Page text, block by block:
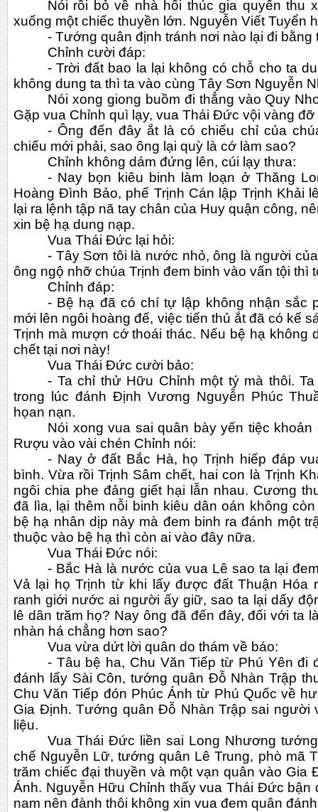
Nói rồi bỏ về nhà hối thúc gia quyến thu
xuống một chiếc thuyền lớn. Nguyễn Viết Tuyển
- Tướng quân định tránh nơi nào lại đi bằng
Chỉnh cười đáp:
- Trời đất bao la lại không có chỗ cho ta
không dung ta thì ta vào cùng Tây Sơn Nguyễn
Nói xong giong buồm đi thẳng vào Quy
Gặp vua Chỉnh quì lạy, vua Thái Đức vội vàng
- Ông đến đây ắt là có chiếu chỉ của
chiếu mới phải, sao ông lại quỳ là cớ làm sao?
Chỉnh không dám đứng lên, cúi lạy thưa:
- Nay bọn kiêu binh làm loạn ở Thăng
Hoàng Đình Bảo, phế Trịnh Cán lập Trịnh Khải
lại ra lệnh tập nã tay chân của Huy quận công,
xin bệ hạ dung nạp.
Vua Thái Đức lại hỏi:
- Tây Sơn tôi là nước nhỏ, ông là người
ông ngộ nhỡ chúa Trịnh đem binh vào vấn tội
Chỉnh đáp:
- Bệ hạ đã có chí tự lập không nhận sắc
mới lên ngôi hoàng đế, việc tiến thủ ắt đã có kế
Trịnh mà mượn cớ thoái thác. Nếu bệ hạ không
chết tại nơi này!
Vua Thái Đức cười bảo:
- Ta chỉ thử Hữu Chỉnh một tý mà thôi.
trong lúc đánh Định Vương Nguyễn Phúc
họan nạn.
Nói xong vua sai quân bày yến tiệc
Rượu vào vài chén Chỉnh nói:
- Nay ở đất Bắc Hà, họ Trịnh hiếp đáp
bình. Vừa rồi Trịnh Sâm chết, hai con là Trịnh
ngôi chia phe đảng giết hại lẫn nhau. Cương
đã lìa, lại thêm nỗi binh kiêu dân oán không
bệ hạ nhân dịp này mà đem binh ra đánh một
thuộc vào bệ hạ thì còn ai vào đây nữa.
Vua Thái Đức nói:
- Bắc Hà là nước của vua Lê sao ta lại
Vả lại họ Trịnh từ khi lấy được đất Thuận Hóa
ranh giới nước ai người ấy giữ, sao ta lại dấy
lê dân trăm họ? Nay ông đã đến đây, đối với ta
nhàn há chẳng hơn sao?
Vua vừa dứt lời quân do thám về báo:
- Tâu bệ ha, Chu Văn Tiếp từ Phú Yên đi
đánh lấy Sài Côn, tướng quân Đỗ Nhàn Trập
Chu Văn Tiếp đón Phúc Ánh từ Phú Quốc về
Gia Định. Tướng quân Đỗ Nhàn Trập sai người
liệu.
Vua Thái Đức liền sai Long Nhương
chế Nguyễn Lữ, tướng quân Lê Trung, phò mã
trăm chiếc đại thuyền và một vạn quân vào Gia
Ánh. Nguyễn Hữu Chỉnh thấy vua Thái Đức bận
nam nên đành thôi không xin vua đem quân